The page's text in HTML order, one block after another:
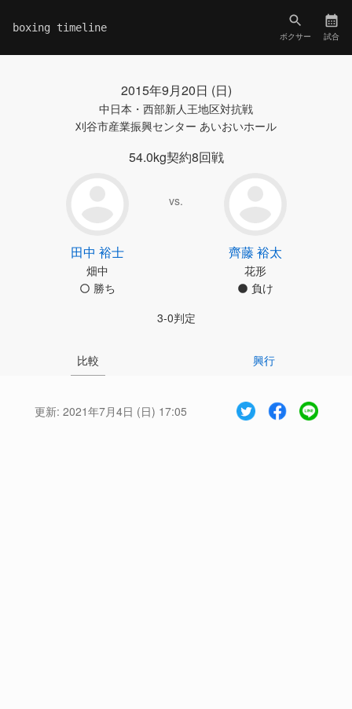
boxing timeline
ボクサー 試合
2015年9月20日 (日)
中日本・西部新人王地区対抗戦
刈谷市産業振興センター あいおいホール
54.0kg契約8回戦
田中 裕士
畑中
勝ち
vs.
齊藤 裕太
花形
負け
3-0判定
比較 興行
更新: 2021年7月4日 (日) 17:05